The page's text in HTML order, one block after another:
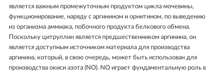
является важным промежуточным продуктом цикла мочевины,
функционирование, наряду с аргинином и орнитином, по выведению
из организма аммиака, побочного продукта белкового обмена.
Поскольку цитруллин является предшественником аргинина, он
является доступным источником материала для производства
аргинина, который, в свою очередь, может быть использован для
производства окиси азота (NO). NO играет фундаментальную роль в